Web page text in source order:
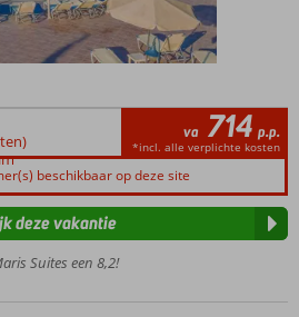
va 714 p.p.
*incl. alle verplichte kosten
beschikbaar op deze site
Suites een 8,2!
deze vakantie